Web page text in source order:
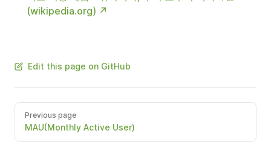
(wikipedia.org)
Edit this page on GitHub
Previous page
MAU(Monthly Active User)